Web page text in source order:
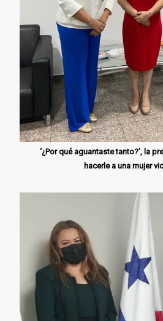
‘¿Por qué aguantaste tanto?’, la
hacerle a una mujer